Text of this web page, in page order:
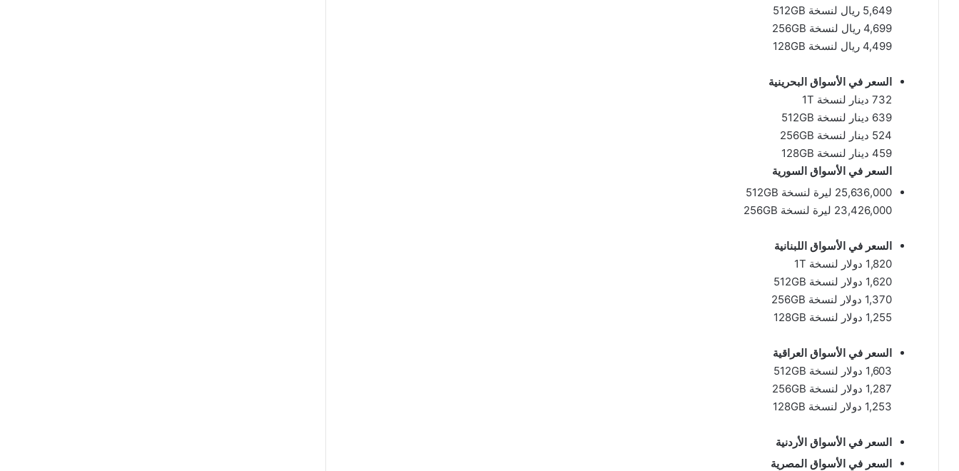
5,649 ريال لنسخة 512GB
4,699 ريال لنسخة 256GB
4,499 ريال لنسخة 128GB
السعر في الأسواق البحرينية
732 دينار لنسخة 1T
639 دينار لنسخة 512GB
524 دينار لنسخة 256GB
459 دينار لنسخة 128GB
السعر في الأسواق السورية
25,636,000 ليرة لنسخة 512GB
23,426,000 ليرة لنسخة 256GB
السعر في الأسواق اللبنانية
1,820 دولار لنسخة 1T
1,620 دولار لنسخة 512GB
1,370 دولار لنسخة 256GB
1,255 دولار لنسخة 128GB
السعر في الأسواق العراقية
1,603 دولار لنسخة 512GB
1,287 دولار لنسخة 256GB
1,253 دولار لنسخة 128GB
السعر في الأسواق الأردنية
السعر في الأسواق المصرية